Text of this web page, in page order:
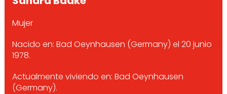
Mujer
Nacido en: Bad Oeynhausen (Germany) el 20 junio
1978.
Actualmente viviendo en: Bad Oeynhausen
(Germany).